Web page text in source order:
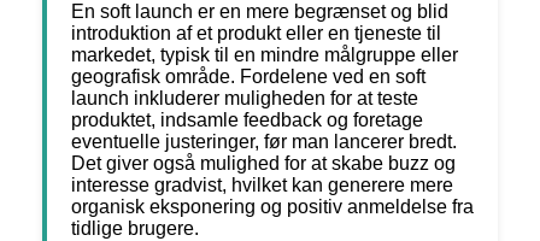
En soft launch er en mere begrænset og blid
introduktion af et produkt eller en tjeneste til
markedet, typisk til en mindre målgruppe eller
geografisk område. Fordelene ved en soft
launch inkluderer muligheden for at teste
produktet, indsamle feedback og foretage
eventuelle justeringer, før man lancerer bredt.
Det giver også mulighed for at skabe buzz og
interesse gradvist, hvilket kan generere mere
organisk eksponering og positiv anmeldelse fra
tidlige brugere.